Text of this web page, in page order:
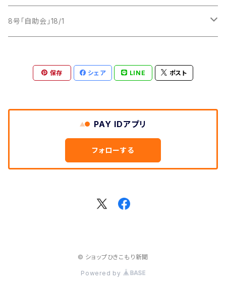
PDF版
紙版
8号「自助会」18/1
保存 シェア LINE ポスト
PAY IDアプリ
フォローする
© ショップひきこもり新聞
Powered by